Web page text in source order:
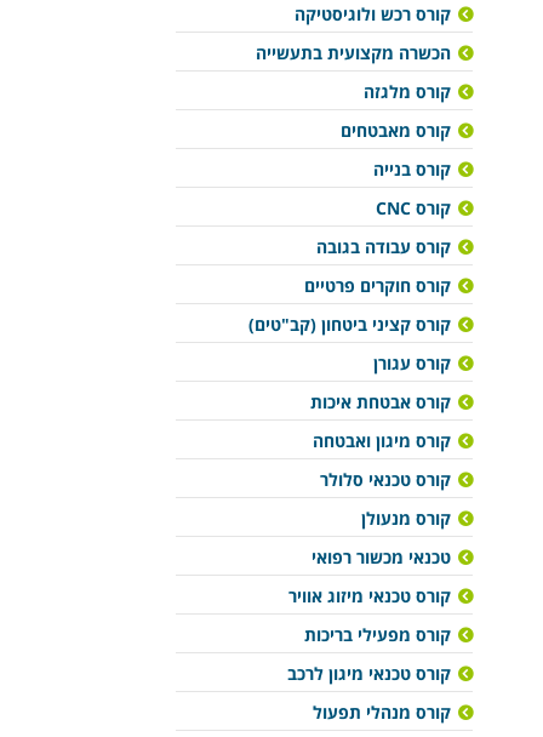
קורס רכש ולוגיסטיקה
הכשרה מקצועית בתעשייה
קורס מלגזה
קורס מאבטחים
קורס בנייה
קורס CNC
קורס עבודה בגובה
קורס חוקרים פרטיים
קורס קציני ביטחון (קב"טים)
קורס עגורן
קורס אבטחת איכות
קורס מיגון ואבטחה
קורס טכנאי סלולר
קורס מנעולן
טכנאי מכשור רפואי
קורס טכנאי מיזוג אוויר
קורס מפעילי בריכות
קורס טכנאי מיגון לרכב
קורס מנהלי תפעול